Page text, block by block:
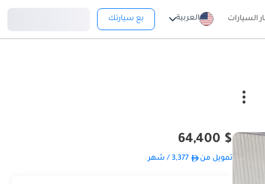
السيارات العربية بع سيارتك
$ 64,400
تمويل من 3,377 / شهر